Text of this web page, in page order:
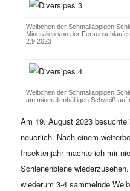
Weibchen der Schmallappigen
Mineralien von der Fersenschlaufe
2.9.2023
Weibchen der Schmallappigen
am mineralienhältigen Schweiß
Am 19. August 2023
neuerlich. Nach einem
Insektenjahr machte ich mir
Schienenbiene
wiederum 3-4 sammelnde